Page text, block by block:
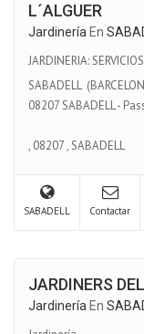
L´ALGUER
Jardinería En
JARDINERIA: SERVICIOS
SABADELL
08207 SABADELL -
, 08207,SABADELL
SABADELL Contactar
JARDINERS
Jardinería En